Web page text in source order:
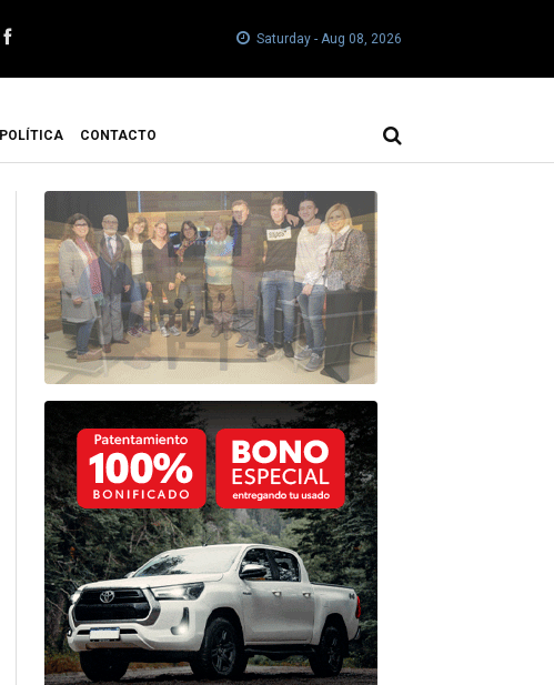
Saturday - Aug 08, 2026
POLÍTICA CONTACTO